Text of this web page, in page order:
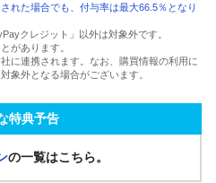
れた場合でも、付与率は最大66.5％となり
クレジット」以外は対象外です。
があります。
に連携されます。なお、購買情報の利用に
象外となる場合がございます。
特典予告
の一覧はこちら。